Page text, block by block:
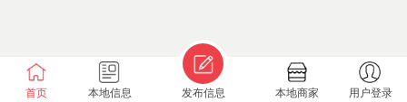
首页 本地信息 发布信息 本地商家 用户登录